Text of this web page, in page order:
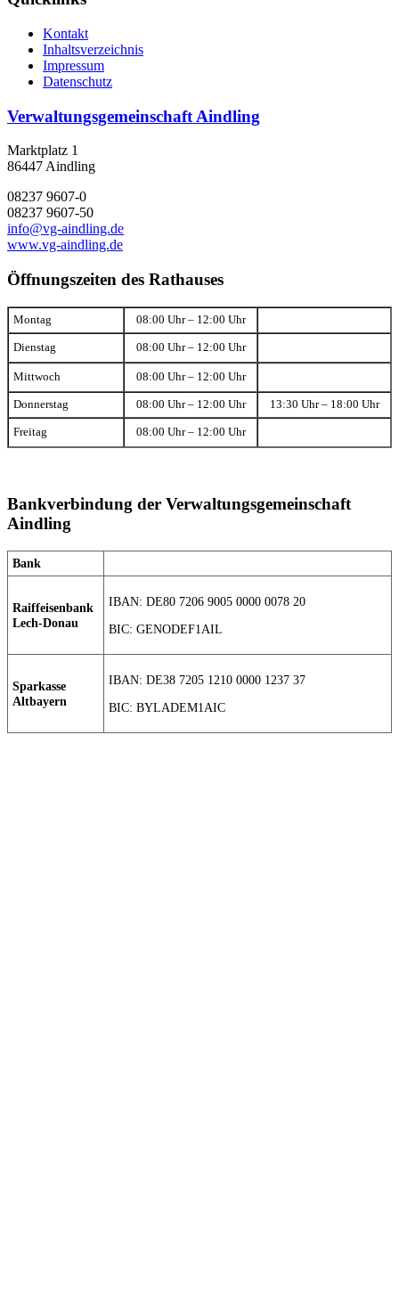
Kontakt
Inhaltsverzeichnis
Impressum
Datenschutz
Verwaltungsgemeinschaft Aindling
Marktplatz 1
86447 Aindling
08237 9607-0
08237 9607-50
info@vg-aindling.de
www.vg-aindling.de
Öffnungszeiten des Rathauses
Montag 08:00 Uhr – 12:00 Uhr
Dienstag 08:00 Uhr – 12:00 Uhr
Mittwoch 08:00 Uhr – 12:00 Uhr
Donnerstag 08:00 Uhr – 12:00 Uhr 13:30 Uhr – 18:00 Uhr
Freitag 08:00 Uhr – 12:00 Uhr
Bankverbindung der Verwaltungsgemeinschaft
Aindling
Bank
Raiffeisenbank
Lech-Donau
IBAN: DE80 7206 9005 0000 0078 20
BIC: GENODEF1AIL
Sparkasse
Altbayern
IBAN: DE38 7205 1210 0000 1237 37
BIC: BYLADEM1AIC